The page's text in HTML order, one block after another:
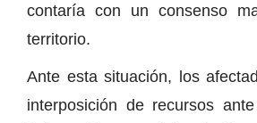
contaría con un consenso
territorio.
Ante esta situación, los
interposición de recursos